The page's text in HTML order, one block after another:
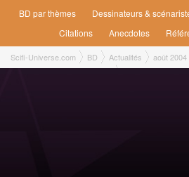
BD par thèmes
Dessinateurs &
Citations
Anecdotes
Scifi-Universe.com BD Actualités
août 2004
Rencontre avec ... Corbeyran